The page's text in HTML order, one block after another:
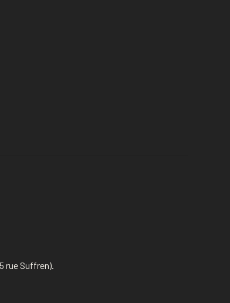
rue Suffren).